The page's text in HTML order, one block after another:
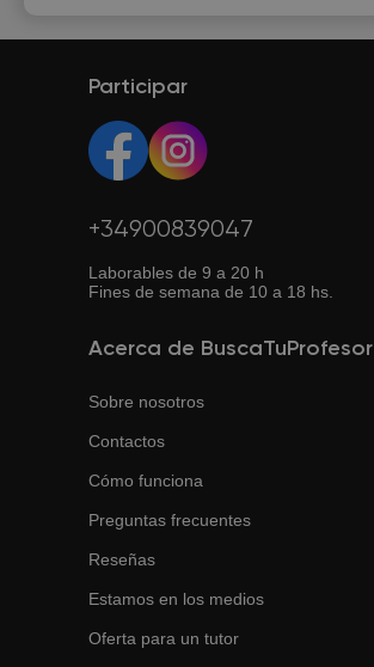
Participar
+34900839047
Laborables de 9 a 20 h
Fines de semana de 10 a 18 hs.
Acerca de BuscaTuProfesor
Sobre nosotros
Contactos
Cómo funciona
Preguntas frecuentes
Reseñas
Estamos en los medios
Oferta para un tutor